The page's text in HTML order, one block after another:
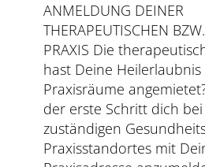
ANMELDUNG DEINER
THERAPEUTISCHEN
PRAXIS Die
hast Deine
Praxisräume
der erste Schritt dich
zuständigen
Praxisstandortes mit